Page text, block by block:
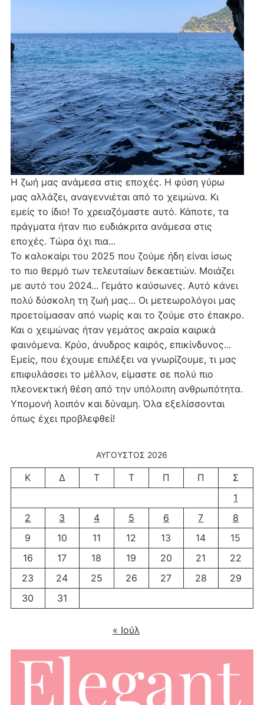
Η ζωή μας ανάμεσα στις εποχές. Η φύση γύρω
μας αλλάζει, αναγεννιέται από το χειμώνα. Κι
εμείς το ίδιο! Το χρειαζόμαστε αυτό. Κάποτε, τα
πράγματα ήταν πιο ευδιάκριτα ανάμεσα στις
εποχές. Τώρα όχι πια...
Το καλοκαίρι του 2025 που ζούμε ήδη είναι ίσως
το πιο θερμό των τελευταίων δεκαετιών. Μοιάζει
με αυτό του 2024... Γεμάτο καύσωνες. Αυτό κάνει
πολύ δύσκολη τη ζωή μας... Οι μετεωρολόγοι μας
προετοίμασαν από νωρίς και το ζούμε στο έπακρο.
Και ο χειμώνας ήταν γεμάτος ακραία καιρικά
φαινόμενα. Κρύο, άνυδρος καιρός, επικίνδυνος...
Εμείς, που έχουμε επιλέξει να γνωρίζουμε, τι μας
επιφυλάσσει το μέλλον, είμαστε σε πολύ πιο
πλεονεκτική θέση από την υπόλοιπη ανθρωπότητα.
Υπομονή λοιπόν και δύναμη. Όλα εξελίσσονται
όπως έχει προβλεφθεί!
ΑΎΓΟΥΣΤΟΣ 2026
Κ Δ Τ Τ Π Π
Σ
1
2
3 4 5 6 7
8
9
10 11 12 13 14
15
16
17 18 19 20 21
22
23
24 25 26 27 28
29
30
31
« Ιούλ